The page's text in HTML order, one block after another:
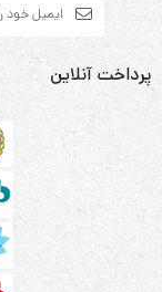
پرداخت آنلاین